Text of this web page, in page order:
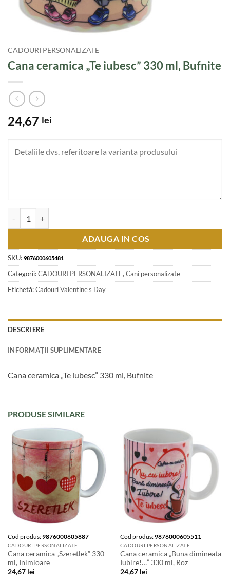
CADOURI PERSONALIZATE
Cana ceramica „Te iubesc” 330 ml, Bufnite
24,67 lei
ADAUGA IN COS
SKU: 9876000605481
Categorii:CADOURI PERSONALIZATE, Cani personalizate
Etichetă:Cadouri Valentine's Day
DESCRIERE
INFORMAȚII SUPLIMENTARE
Cana ceramica „Te iubesc” 330 ml, Bufnite
PRODUSE SIMILARE
Cod produs:9876000605887
CADOURI PERSONALIZATE
Cana ceramica „Szeretlek” 330
ml, Inimioare
24,67 lei
Cod produs:9876000605511
CADOURI PERSONALIZATE
Cana ceramica „Buna dimineata
Iubire!…” 330 ml, Roz
24,67 lei